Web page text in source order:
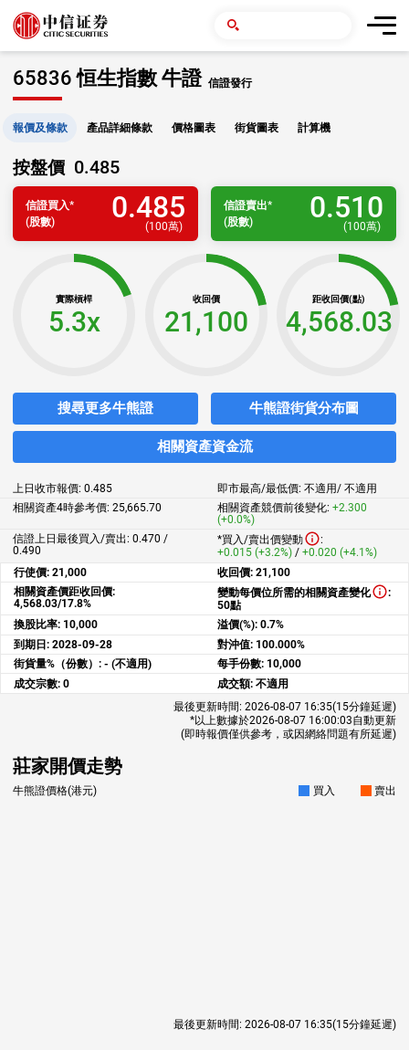
65836 恒生指數 牛證 信證發行
報價及條款 產品詳細條款 價格圖表 街貨圖表 計算機
按盤價 0.485
信證買入*
(股數)
0.485
(100萬)
信證賣出*
(股數)
0.510
(100萬)
實際槓桿
5.3x
收回價
21,100
距收回價(點)
4,568.03
搜尋更多牛熊證 牛熊證街貨分布圖
相關資產資金流
上日收市報價: 0.485 即市最高/最低價: 不適用/ 不適用
相關資產4時參考價: 25,665.70 相關資產競價前後變化: +2.300
(+0.0%)
信證上日最後買入/賣出: 0.470 /
0.490
*買入/賣出價變動
:
+0.015 (+3.2%) / +0.020 (+4.1%)
行使價: 21,000 收回價: 21,100
相關資產價距收回價:
4,568.03/17.8%
變動每價位所需的相關資產變化
:
50點
換股比率: 10,000 溢價(%): 0.7%
到期日: 2028-09-28 對沖值: 100.000%
街貨量%（份數）: - (不適用) 每手份數: 10,000
成交宗數: 0 成交額: 不適用
最後更新時間: 2026-08-07 16:35(15分鐘延遲)
*以上數據於2026-08-07 16:00:03自動更新
(即時報價僅供參考，或因網絡問題有所延遲)
莊家開價走勢
牛熊證價格(港元) 買入 賣出
最後更新時間: 2026-08-07 16:35(15分鐘延遲)